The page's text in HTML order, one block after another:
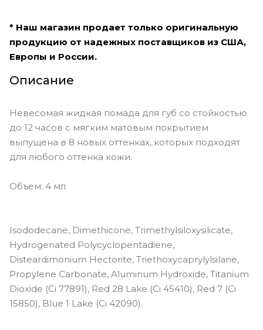
* Наш магазин продает только оригинальную
продукцию от надежных поставщиков из США,
Европы и России.
Описание
Невесомая жидкая помада для губ со стойкостью
до 12 часов с мягким матовым покрытием
выпущена в 8 новых оттенках, которых подходят
для любого оттенка кожи.
Объем: 4 мл
Isododecane, Dimethicone, Trimethylsiloxysilicate,
Hydrogenated Polycyclopentadiene,
Disteardimonium Hectorite, Triethoxycaprylylsilane,
Propylene Carbonate, Aluminum Hydroxide, Titanium
Dioxide (Ci 77891), Red 28 Lake (Ci 45410), Red 7 (Ci
15850), Blue 1 Lake (Ci 42090).